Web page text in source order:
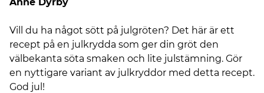
Vill du ha något sött på julgröten? Det här är ett
recept på en julkrydda som ger din gröt den
välbekanta söta smaken och lite julstämning. Gör
en nyttigare variant av julkryddor med detta recept.
God jul!